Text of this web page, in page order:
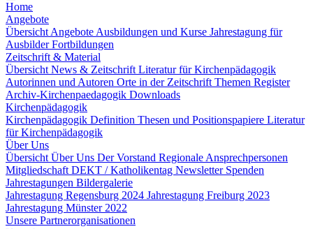
Home
Angebote
Übersicht Angebote Ausbildungen und Kurse Jahrestagung für
AusbilderFortbildungen
Zeitschrift & Material
Übersicht News & Zeitschrift Literatur für Kirchenpädagogik
Autorinnen und Autoren Orte in der Zeitschrift Themen Register
Archiv-Kirchenpaedagogik Downloads
Kirchenpädagogik
Kirchenpädagogik Definition Thesen und Positionspapiere Literatur
für Kirchenpädagogik
Über Uns
Übersicht Über Uns Der Vorstand Regionale Ansprechpersonen
Mitgliedschaft DEKT / Katholikentag Newsletter Spenden
Jahrestagungen Bildergalerie
Jahrestagung Regensburg 2024 Jahrestagung Freiburg 2023
Jahrestagung Münster 2022
Unsere Partnerorganisationen